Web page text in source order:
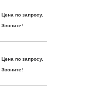
Цена по запросу.
Звоните!
Цена по запросу.
Звоните!